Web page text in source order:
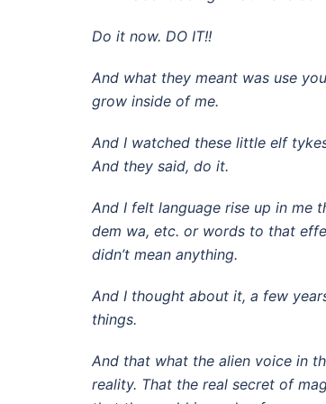
Do it now. DO IT!!
And what they meant was use
grow inside of me.
And I watched these little elf
And they said, do it.
And I felt language rise up in me
dem wa, etc. or words to that
didn’t mean anything.
And I thought about it, a few
things.
And that what the alien voice in
reality. That the real secret of